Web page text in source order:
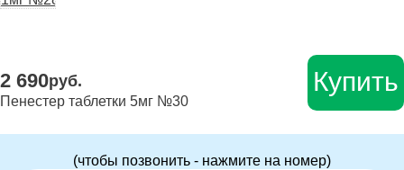
2 690руб.
Пенестер таблетки 5мг №30
Купить
(чтобы позвонить - нажмите на номер)